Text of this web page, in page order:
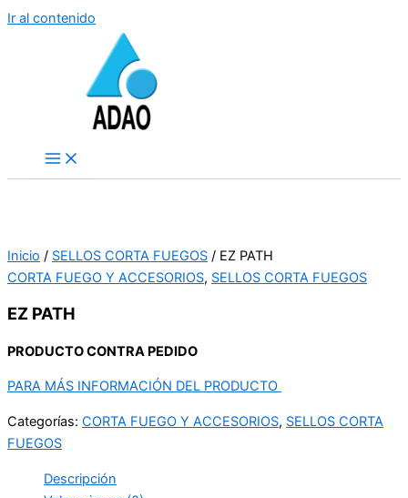
Ir al contenido
Inicio / SELLOS CORTA FUEGOS / EZ PATH
CORTA FUEGO Y ACCESORIOS, SELLOS CORTA FUEGOS
EZ PATH
PRODUCTO CONTRA PEDIDO
PARA MÁS INFORMACIÓN DEL PRODUCTO
Categorías: CORTA FUEGO Y ACCESORIOS, SELLOS CORTA
FUEGOS
Descripción